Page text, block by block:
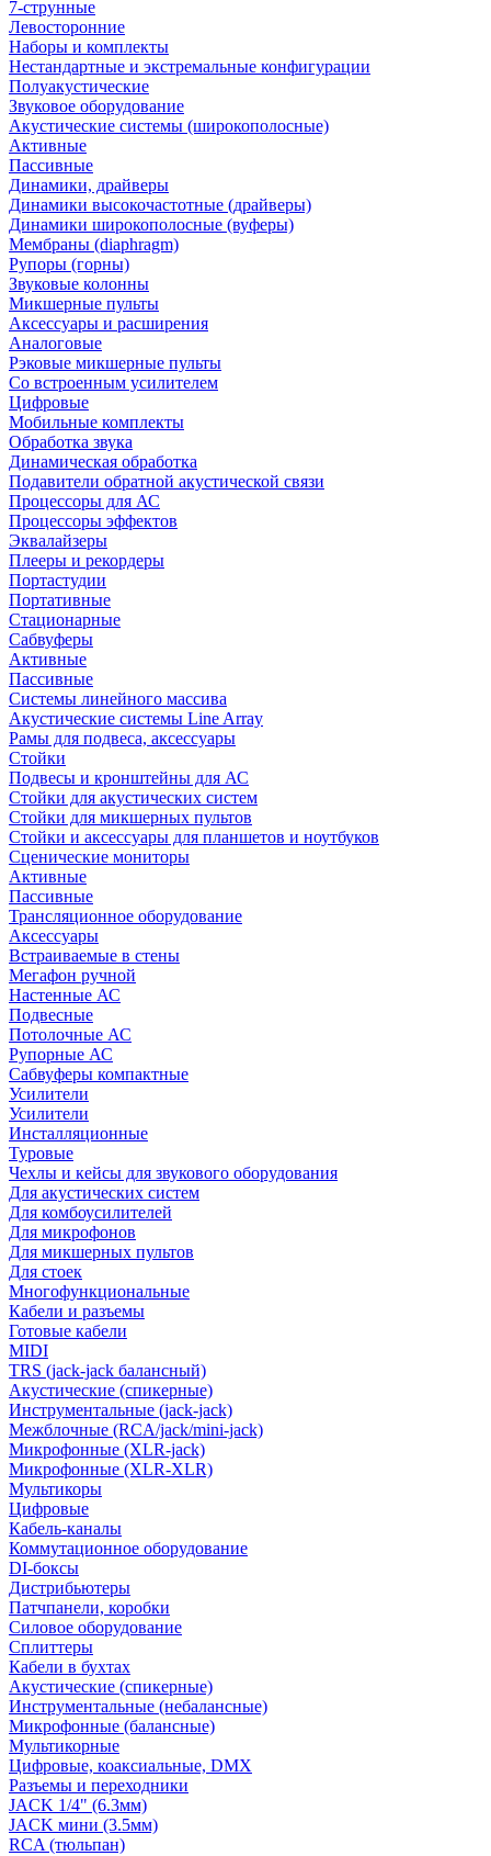
7-струнные
Левосторонние
Наборы и комплекты
Нестандартные и экстремальные конфигурации
Полуакустические
Звуковое оборудование
Акустические системы (широкополосные)
Активные
Пассивные
Динамики, драйверы
Динамики высокочастотные (драйверы)
Динамики широкополосные (вуферы)
Мембраны (diaphragm)
Рупоры (горны)
Звуковые колонны
Микшерные пульты
Аксессуары и расширения
Аналоговые
Рэковые микшерные пульты
Со встроенным усилителем
Цифровые
Мобильные комплекты
Обработка звука
Динамическая обработка
Подавители обратной акустической связи
Процессоры для АС
Процессоры эффектов
Эквалайзеры
Плееры и рекордеры
Портастудии
Портативные
Стационарные
Сабвуферы
Активные
Пассивные
Системы линейного массива
Акустические системы Line Array
Рамы для подвеса, аксессуары
Стойки
Подвесы и кронштейны для АС
Стойки для акустических систем
Стойки для микшерных пультов
Стойки и аксессуары для планшетов и ноутбуков
Сценические мониторы
Активные
Пассивные
Трансляционное оборудование
Аксессуары
Встраиваемые в стены
Мегафон ручной
Настенные АС
Подвесные
Потолочные АС
Рупорные АС
Сабвуферы компактные
Усилители
Усилители
Инсталляционные
Туровые
Чехлы и кейсы для звукового оборудования
Для акустических систем
Для комбоусилителей
Для микрофонов
Для микшерных пультов
Для стоек
Многофункциональные
Кабели и разъемы
Готовые кабели
MIDI
TRS (jack-jack балансный)
Акустические (спикерные)
Инструментальные (jack-jack)
Межблочные (RCA/jack/mini-jack)
Микрофонные (XLR-jack)
Микрофонные (XLR-XLR)
Мультикоры
Цифровые
Кабель-каналы
Коммутационное оборудование
DI-боксы
Дистрибьютеры
Патчпанели, коробки
Силовое оборудование
Сплиттеры
Кабели в бухтах
Акустические (спикерные)
Инструментальные (небалансные)
Микрофонные (балансные)
Мультикорные
Цифровые, коаксиальные, DMX
Разъемы и переходники
JACK 1/4" (6.3мм)
JACK мини (3.5мм)
RCA (тюльпан)